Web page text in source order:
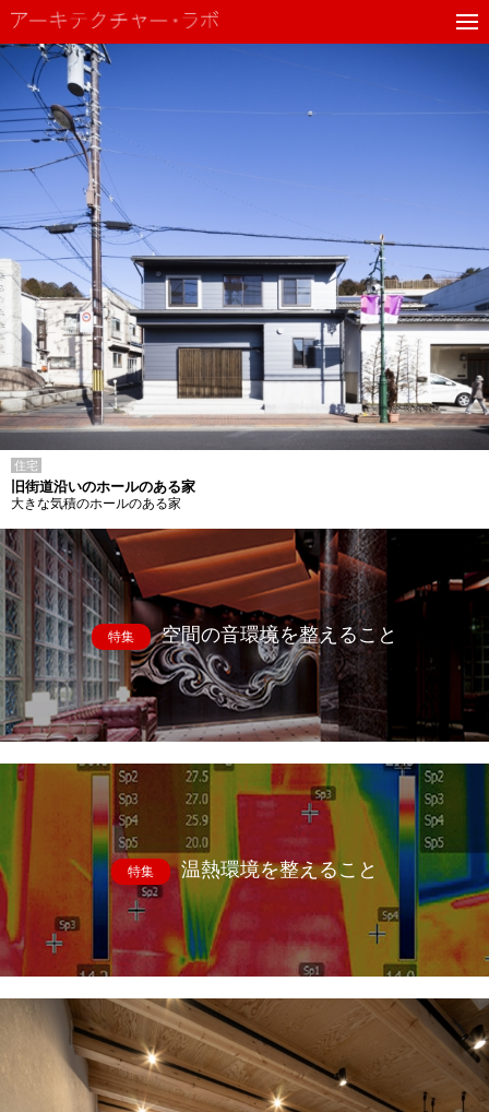
住宅
旧街道沿いのホールのある家
大きな気積のホールのある家
特集 空間の音環境を整えること
特集 温熱環境を整えること